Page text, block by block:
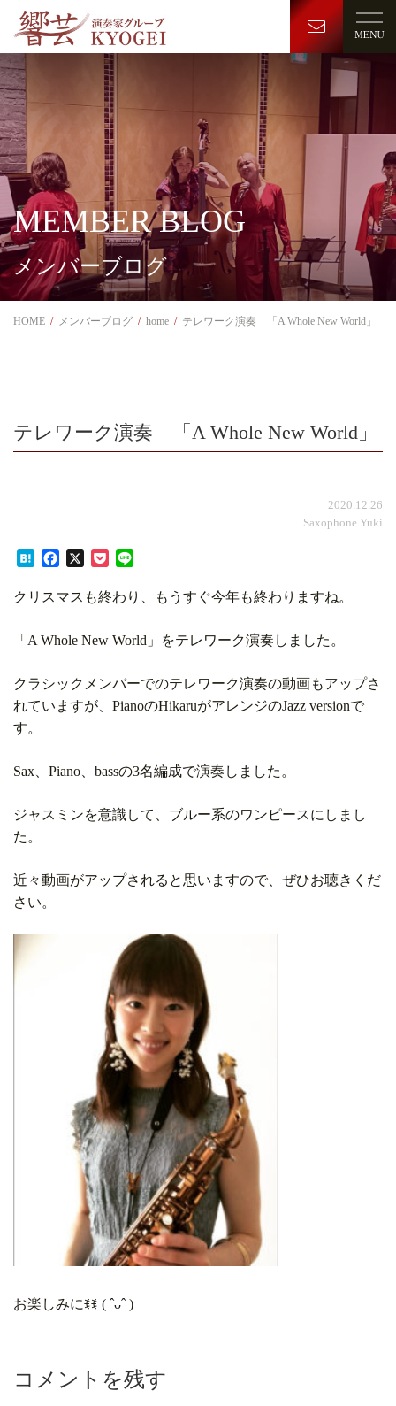
MEMBER BLOG
メンバーブログ
HOME メンバーブログ home テレワーク演奏 「A Whole New World」
テレワーク演奏 「A Whole New World」
2020.12.26
Saxophone Yuki
HatenaFacebook
X Pocket
クリスマスも終わり、もうすぐ今年も終わりますね。
「A Whole New World」をテレワーク演奏しました。
クラシックメンバーでのテレワーク演奏の動画もアップさ
れていますが、PianoのHikaruがアレンジのJazz versionで
す。
Sax、Piano、bassの3名編成で演奏しました。
ジャスミンを意識して、ブルー系のワンピースにしまし
た。
近々動画がアップされると思いますので、ぜひお聴きくだ
さい。
お楽しみにꉂꉂ ( ˆᴗˆ )
コメントを残す